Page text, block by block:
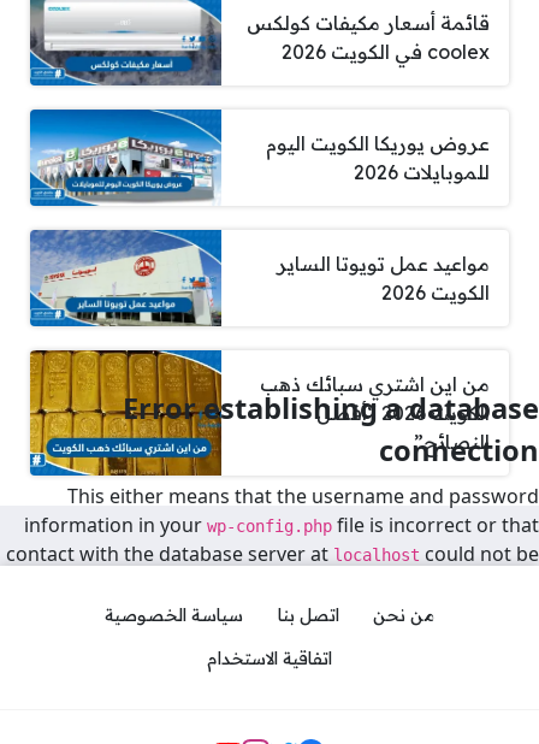
قائمة أسعار مكيفات كولكس
coolex في الكويت 2026
عروض يوريكا الكويت اليوم
للموبايلات 2026
مواعيد عمل تويوتا الساير
الكويت 2026
من اين اشتري سبائك ذهب
الكويت 2026 “أفضل
النصائح”
من نحن اتصل بنا
سياسة الخصوصية
اتفاقية الاستخدام
Error establishing a database
connection
This either means that the username and password
information in your wp-config.phpfile is incorrect or that
contact with the database server at localhost could not be
Are you sure you have the correct username and